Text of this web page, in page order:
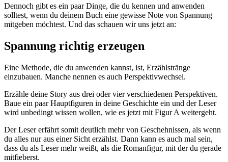
Dennoch gibt es ein paar Dinge, die du kennen und anwenden
solltest, wenn du deinem Buch eine gewisse Note von Spannung
mitgeben möchtest. Und das schauen wir uns jetzt an:
Spannung richtig erzeugen
Eine Methode, die du anwenden kannst, ist, Erzählstränge
einzubauen. Manche nennen es auch Perspektivwechsel.
Erzähle deine Story aus drei oder vier verschiedenen Perspektiven.
Baue ein paar Hauptfiguren in deine Geschichte ein und der Leser
wird unbedingt wissen wollen, wie es jetzt mit Figur A weitergeht.
Der Leser erfährt somit deutlich mehr von Geschehnissen, als wenn
du alles nur aus einer Sicht erzählst. Dann kann es auch mal sein,
dass du als Leser mehr weißt, als die Romanfigur, mit der du gerade
mitfieberst.